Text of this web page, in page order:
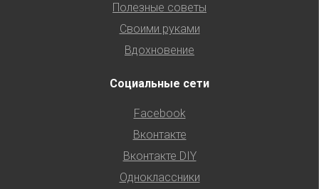
Полезные советы
Своими руками
Вдохновение
Социальные сети
Facebook
Вконтакте
Вконтакте DIY
Одноклассники